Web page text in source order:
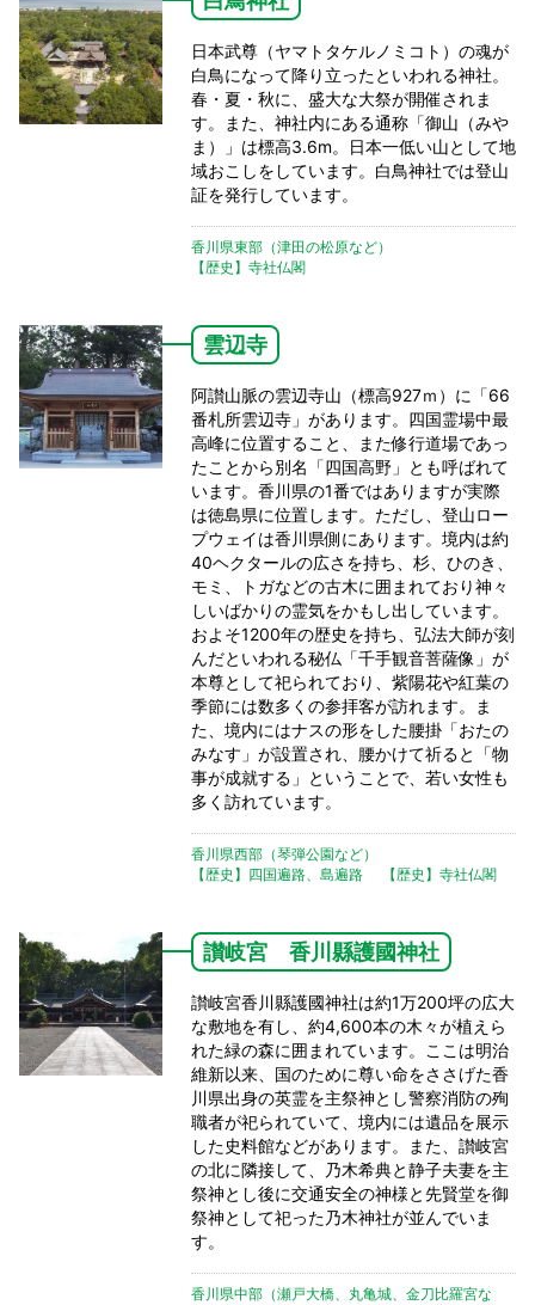
日本武尊（ヤマトタケルノミコト）の魂が
白鳥になって降り立ったといわれる神社。
春・夏・秋に、盛大な大祭が開催されま
す。また、神社内にある通称「御山（みや
ま）」は標高3.6m。日本一低い山として地
域おこしをしています。白鳥神社では登山
証を発行しています。
香川県東部（津田の松原など）
【歴史】寺社仏閣
雲辺寺
阿讃山脈の雲辺寺山（標高927ｍ）に「66
番札所雲辺寺」があります。四国霊場中最
高峰に位置すること、また修行道場であっ
たことから別名「四国高野」とも呼ばれて
います。香川県の1番ではありますが実際
は徳島県に位置します。ただし、登山ロー
プウェイは香川県側にあります。境内は約
40ヘクタールの広さを持ち、杉、ひのき、
モミ、トガなどの古木に囲まれており神々
しいばかりの霊気をかもし出しています。
およそ1200年の歴史を持ち、弘法大師が刻
んだといわれる秘仏「千手観音菩薩像」が
本尊として祀られており、紫陽花や紅葉の
季節には数多くの参拝客が訪れます。ま
た、境内にはナスの形をした腰掛「おたの
みなす」が設置され、腰かけて祈ると「物
事が成就する」ということで、若い女性も
多く訪れています。
香川県西部（琴弾公園など）
【歴史】四国遍路、島遍路
【歴史】寺社仏閣
讃岐宮 香川縣護國神社
讃岐宮香川縣護國神社は約1万200坪の広大
な敷地を有し、約4,600本の木々が植えら
れた緑の森に囲まれています。ここは明治
維新以来、国のために尊い命をささげた香
川県出身の英霊を主祭神とし警察消防の殉
職者が祀られていて、境内には遺品を展示
した史料館などがあります。また、讃岐宮
の北に隣接して、乃木希典と静子夫妻を主
祭神とし後に交通安全の神様と先賢堂を御
祭神として祀った乃木神社が並んでいま
す。
香川県中部（瀬戸大橋、丸亀城、金刀比羅宮な